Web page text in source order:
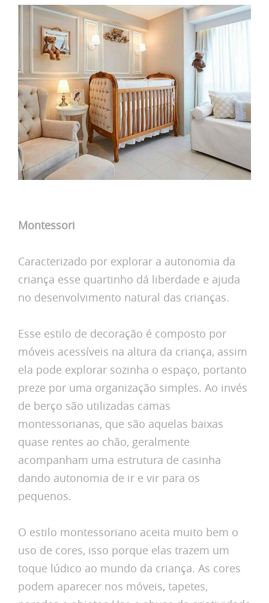
Montessori
Caracterizado por explorar a autonomia da
criança esse quartinho dá liberdade e ajuda
no desenvolvimento natural das crianças.
Esse estilo de decoração é composto por
móveis acessíveis na altura da criança, assim
ela pode explorar sozinha o espaço, portanto
preze por uma organização simples. Ao invés
de berço são utilizadas camas
montessorianas, que são aquelas baixas
quase rentes ao chão, geralmente
acompanham uma estrutura de casinha
dando autonomia de ir e vir para os
pequenos.
O estilo montessoriano aceita muito bem o
uso de cores, isso porque elas trazem um
toque lúdico ao mundo da criança. As cores
podem aparecer nos móveis, tapetes,